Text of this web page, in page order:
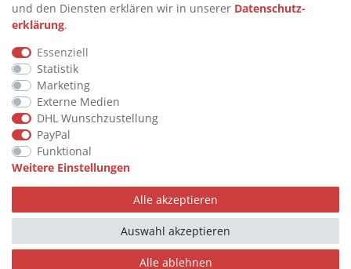
>
WIDERRUFSFORMULAR
IMPRESSUM
>
DATENSCHUTZERKLÄRUNG
>
AGB
>
KONTAKT
© Copyright 2026 by STU Tanktechnik
Alle Rechte vorbehalten.
und den Diensten erklären wir in unserer Daten­schutz­
erklärung.
Essenziell
Statistik
Marketing
Externe Medien
DHL Wunschzustellung
PayPal
Funktional
Weitere Einstellungen
Alle akzeptieren
Alle ablehnen
Auswahl akzeptieren